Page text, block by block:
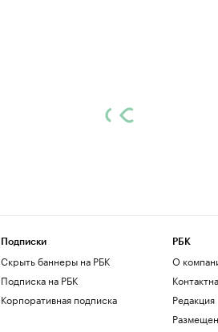
Подписки
Скрыть баннеры на РБК
Подписка на РБК
Корпоративная подписка
РБК
О
Редакция